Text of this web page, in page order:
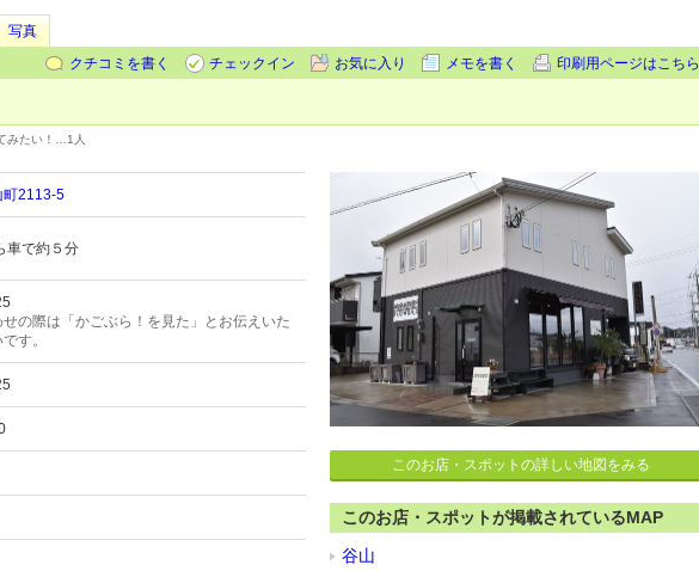
写真
クチコミを書く
チェックイン お気に入り メモを書く 印刷用ページはこちら
みたい！… 1人
町2113-5
車で約５分
の際は「かごぶら！を見た」とお伝えいた
す。
このお店・スポットの詳しい地図をみる
このお店・スポットが掲載されているMAP
谷山